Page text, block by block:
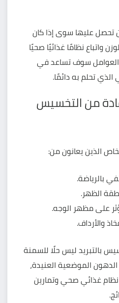
تحصل عليها سوى إذا كان
واتباع نظامًا غذائيًا صحيًا
سوف تساعد في
تحلم به دائمًا.
من التخسيس
الذين يعانون من:
بالرياضة.
الظهر.
على مظهر الوجه.
والأرداف.
بالتبريد ليس حلًا للسمنة
الموضعية العنيدة،
نظام غذائي صحي وتمارين